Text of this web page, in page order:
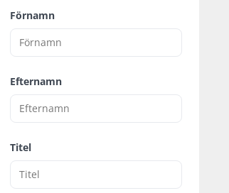
Förnamn
Efternamn
Titel